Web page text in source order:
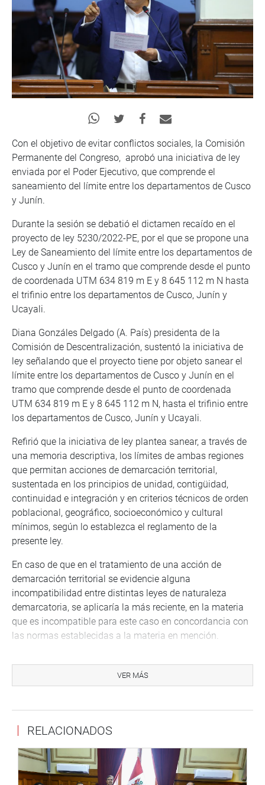
Con el objetivo de evitar conflictos sociales, la Comisión
Permanente del Congreso, aprobó una iniciativa de ley
enviada por el Poder Ejecutivo, que comprende el
saneamiento del límite entre los departamentos de Cusco
y Junín.
Durante la sesión se debatió el dictamen recaído en el
proyecto de ley 5230/2022-PE, por el que se propone una
Ley de Saneamiento del límite entre los departamentos de
Cusco y Junín en el tramo que comprende desde el punto
de coordenada UTM 634 819 m E y 8 645 112 m N hasta
el trifinio entre los departamentos de Cusco, Junín y
Ucayali.
Diana Gonzáles Delgado (A. País) presidenta de la
Comisión de Descentralización, sustentó la iniciativa de
ley señalando que el proyecto tiene por objeto sanear el
límite entre los departamentos de Cusco y Junín en el
tramo que comprende desde el punto de coordenada
UTM 634 819 m E y 8 645 112 m N, hasta el trifinio entre
los departamentos de Cusco, Junín y Ucayali.
Refirió que la iniciativa de ley plantea sanear, a través de
una memoria descriptiva, los límites de ambas regiones
que permitan acciones de demarcación territorial,
sustentada en los principios de unidad, contigüidad,
continuidad e integración y en criterios técnicos de orden
poblacional, geográfico, socioeconómico y cultural
mínimos, según lo establezca el reglamento de la
presente ley.
En caso de que en el tratamiento de una acción de
demarcación territorial se evidencie alguna
incompatibilidad entre distintas leyes de naturaleza
demarcatoria, se aplicaría la más reciente, en la materia
que es incompatible para este caso en concordancia con
las normas establecidas a la materia en mención.
para resolver asuntos en los cuales se evidencia alguna
incompatibilidad entre distintas leyes de naturaleza
memoria descriptiva de éstos varía en su detalle, en todo
Dicho criterio establece que en caso de incompatibilidad
entre leyes de naturaleza demarcatoria, prevalece la más
VER MÁS
RELACIONADOS